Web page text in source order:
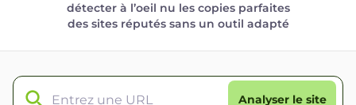
détecter à l’oeil nu les copies parfaites
des sites réputés sans un outil adapté
Analyser le site